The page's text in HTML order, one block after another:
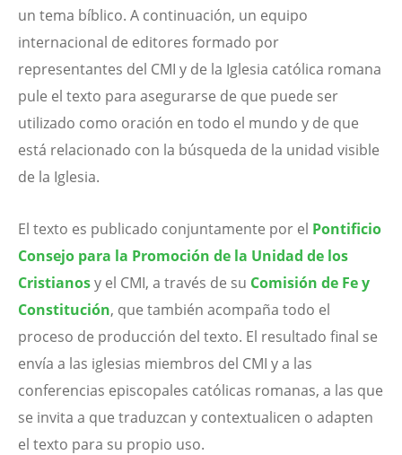
un tema bíblico. A continuación, un equipo
internacional de editores formado por
representantes del CMI y de la Iglesia católica romana
pule el texto para asegurarse de que puede ser
utilizado como oración en todo el mundo y de que
está relacionado con la búsqueda de la unidad visible
de la Iglesia.
El texto es publicado conjuntamente por el Pontificio
Consejo para la Promoción de la Unidad de los
Cristianosy el CMI, a través de su Comisión de Fe y
Constitución, que también acompaña todo el
proceso de producción del texto. El resultado final se
envía a las iglesias miembros del CMI y a las
conferencias episcopales católicas romanas, a las que
se invita a que traduzcan y contextualicen o adapten
el texto para su propio uso.